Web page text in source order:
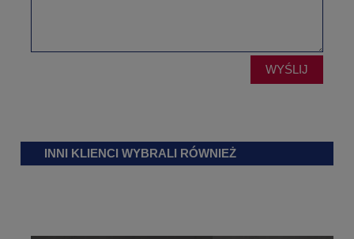
WYŚLIJ
INNI KLIENCI WYBRALI RÓWNIEŻ